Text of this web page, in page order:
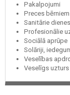
Pakalpojumi
Preces bērniem
Sanitārie
Profesionālie
Sociālā aprūpe
Solāriji,
Veselības
Veselīgs uzturs